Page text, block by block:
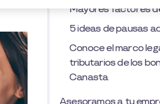
Mayores factores
5 ideas de pausas
Conoce el marco
tributarios de los
Canasta